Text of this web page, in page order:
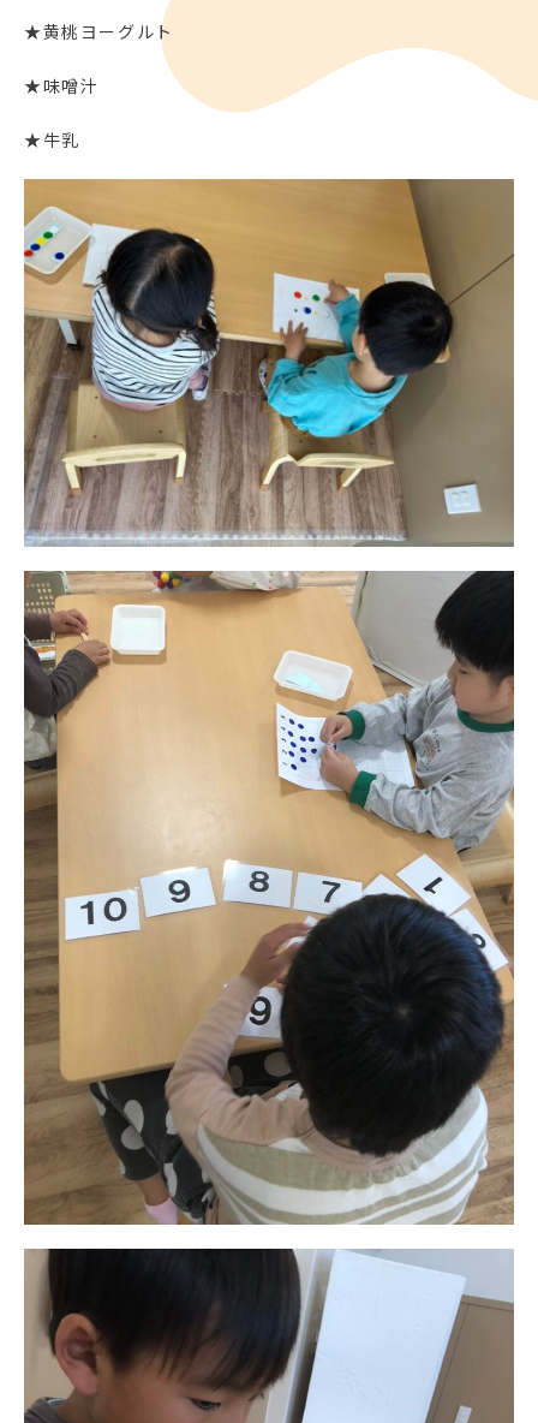
★黄桃ヨーグルト
★味噌汁
★牛乳